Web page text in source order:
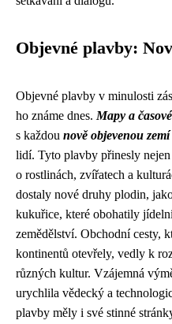
Objevné plavby:
Objevné plavby v minulosti
ho známe dnes. Mapy a
s každou nově objevenou zemí
lidí. Tyto plavby přinesly
o rostlinách, zvířatech a
dostaly nové druhy plodin,
kukuřice, které obohatily
zemědělství. Obchodní cesty,
kontinentů otevřely, vedly k
různých kultur. Vzájemná
urychlila vědecký a
plavby měly i své stinné